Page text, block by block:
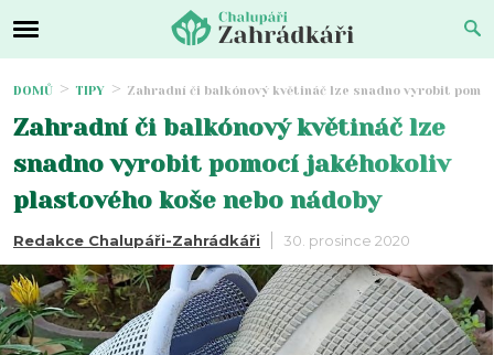
DOMŮ TIPY Zahradní či balkónový květináč lze snadno vyrobit
Zahradní či balkónový květináč lze
snadno vyrobit pomocí jakéhokoliv
plastového koše nebo nádoby
Redakce Chalupáři-Zahrádkáři 30. prosince 2020